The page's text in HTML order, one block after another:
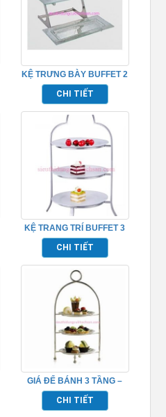
KỆ TRƯNG BÀY BUFFET 2
TẦNG – TP80025
CHI TIẾT
KỆ TRANG TRÍ BUFFET 3
TẦNG – TP90029B
CHI TIẾT
GIÁ ĐỂ BÁNH 3 TẦNG –
TP6108
CHI TIẾT